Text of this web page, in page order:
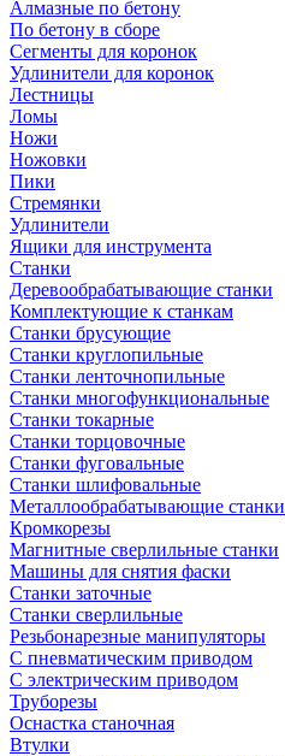
Алмазные по бетону
По бетону в сборе
Сегменты для коронок
Удлинители для коронок
Лестницы
Ломы
Ножи
Ножовки
Пики
Стремянки
Удлинители
Ящики для инструмента
Станки
Деревообрабатывающие станки
Комплектующие к станкам
Станки брусующие
Станки круглопильные
Станки ленточнопильные
Станки многофункциональные
Станки токарные
Станки торцовочные
Станки фуговальные
Станки шлифовальные
Металлообрабатывающие станки
Кромкорезы
Магнитные сверлильные станки
Машины для снятия фаски
Станки заточные
Станки сверлильные
Резьбонарезные манипуляторы
С пневматическим приводом
С электрическим приводом
Труборезы
Оснастка станочная
Втулки